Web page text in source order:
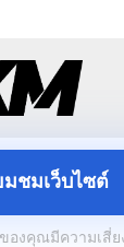
มชมเว็บไซต์
องคุณมีความเสี่ย